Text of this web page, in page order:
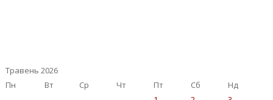
Травень 2026
Пн
Вт Ср Чт Пт Сб
Нд